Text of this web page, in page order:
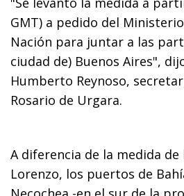
GMT) a pedido del
Nación para juntar a las
ciudad de) Buenos Aires",
Humberto Reynoso,
Rosario de Urgara.
A diferencia de la medida de
Lorenzo, los puertos de